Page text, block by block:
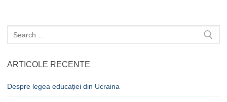
Caută
după:
ARTICOLE RECENTE
Despre legea educației din Ucraina